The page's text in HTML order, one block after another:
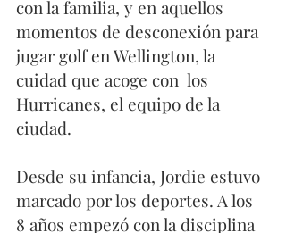
con la familia, y en aquellos
momentos de desconexión para
jugar golf en Wellington, la
cuidad que acoge con  los
Hurricanes, el equipo de la
ciudad.
Desde su infancia, Jordie estuvo
marcado por los deportes. A los
8 años empezó con la disciplina